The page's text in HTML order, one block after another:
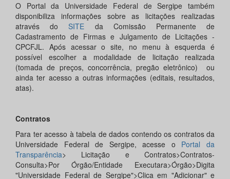
O Portal da Universidade Federal de Sergipe também
disponibiliza informações sobre as licitações realizadas
através doSITE da Comissão Permanente de
Cadastramento de Firmas e Julgamento de Licitações -
CPCFJL. Após acessar o site, no menu à esquerda é
possível escolher a modalidade de licitação realizada
(tomada de preços, concorrência, pregão eletrônico) ou
ainda ter acesso a outras informações (editais, resultados,
atas).
Contratos
Para ter acesso à tabela de dados contendo os contratos da
Universidade Federal de Sergipe, acesse o Portal da
Transparência> Licitação e Contratos>Contratos-
Consulta>Por Órgão/Entidade Executara>Órgão>Digita
"Universidade Federal de Sergipe">Clica em "Adicionar" e